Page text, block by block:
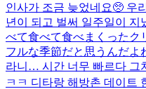
인사가 조금 늦었네요🥺 우
년이 되고 벌써 일주일이
べて食べて食べまくったク
フルな季節だと思うんだよ
라니… 시간 너무 빠르다 그치
ㅋㅋ 디타랑 해방촌 데이트